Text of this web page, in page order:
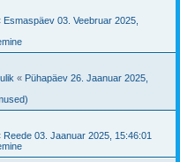
Esmaspäev 03. Veebruar 2025,
« Pühapäev 26. Jaanuar 2025,
Reede 03. Jaanuar 2025, 15:46:01